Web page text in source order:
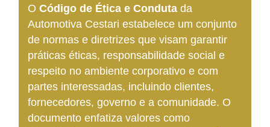
O Código de Ética e Condutada
Automotiva Cestari estabelece um conjunto
de normas e diretrizes que visam garantir
práticas éticas, responsabilidade social e
respeito no ambiente corporativo e com
partes interessadas, incluindo clientes,
fornecedores, governo e a comunidade. O
documento enfatiza valores como